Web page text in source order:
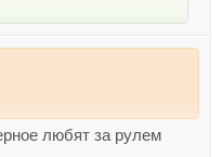
любят за рулем